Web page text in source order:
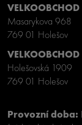
Masarykova 968
769 01 Holešov
Holešovská 1909
769 01 Holešov
Provozní doba: